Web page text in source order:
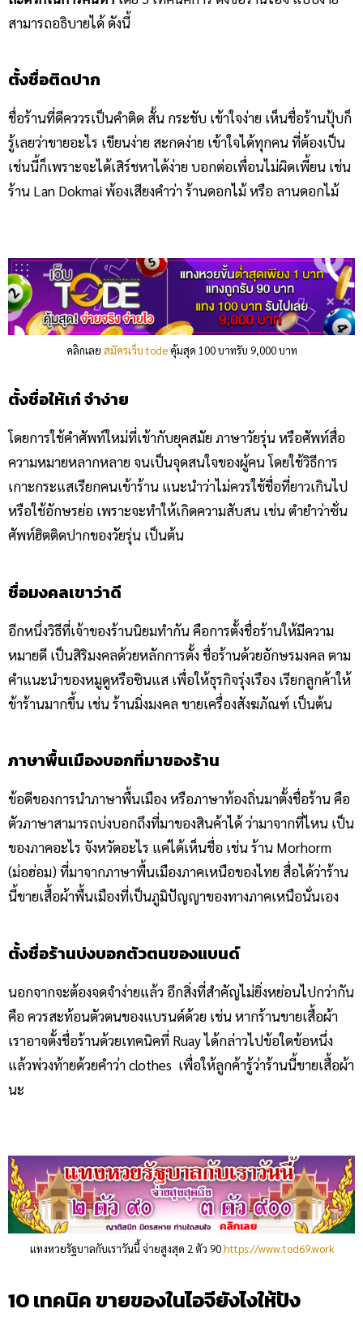
สามารถอธิบายได้ ดังนี้
ตั้งชื่อติดปาก
ชื่อร้านที่ดีคววรเป็นคำติด สั้น กระชับ เข้าใจง่าย เห็นชื่อร้านปุ้บก็
รู้เลยว่าขายอะไร เขียนง่าย สะกดง่าย เข้าใจได้ทุกคน ที่ต้องเป็น
เช่นนี้ก็เพราะจะได้เสิร์ชหาได้ง่าย บอกต่อเพื่อนไม่ผิดเพี้ยน เช่น
ร้าน Lan Dokmai พ้องเสียงคำว่า ร้านดอกไม้ หรือ ลานดอกไม้
คลิกเลย สมัครเว็บ todeคุ้มสุด 100 บาทรับ 9,000 บาท
ตั้งชื่อให้เก๋ จำง่าย
โดยการใช้คำศัพท์ใหม่ที่เข้ากับยุคสมัย ภาษาวัยรุ่น หรือศัพท์สื่อ
ความหมายหลากหลาย จนเป็นจุดสนใจของผู้คน โดยใช้วิธีการ
เกาะกระแสเรียกคนเข้าร้าน แนะนำว่าไม่ควรใช้ชื่อที่ยาวเกินไป
หรือใช้อักษรย่อ เพราะจะทำให้เกิดความสับสน เช่น ตำยำว่าซั่น
ศัพท์ฮิตติดปากของวัยรุ่น เป็นต้น
ชื่อมงคลเขาว่าดี
อีกหนึ่งวิธีที่เจ้าของร้านนิยมทำกัน คือการตั้งชื่อร้านให้มีความ
หมายดี เป็นสิริมงคลด้วยหลักการตั้ง ชื่อร้านด้วยอักษรมงคลตาม
คำแนะนำของหมูดูหรือซินแส เพื่อให้ธุรกิจรุ่งเรือง เรียกลูกค้าให้
ข้าร้านมากขึ้น เช่น ร้านมิ่งมงคล ขายเครื่องสังฆภัณฑ์ เป็นต้น
ภาษาพื้นเมืองบอกที่มาของร้าน
ข้อดีของการนำภาษาพื้นเมือง หรือภาษาท้องถิ่นมาตั้งชื่อร้าน คือ
ตัวภาษาสามารถบ่งบอกถึงที่มาของสินค้าได้ ว่ามาจากที่ไหน เป็น
ของภาคอะไร จังหวัดอะไร แค่ได้เห็นชื่อ เช่น ร้าน Morhorm
(ม่อฮ่อม) ที่มาจากภาษาพื้นเมืองภาคเหนือของไทย สื่อได้ว่าร้าน
นี้ขายเสื้อผ้าพื้นเมืองที่เป็นภูมิปัญญาของทางภาคเหนือนั่นเอง
ตั้งชื่อร้านบ่งบอกตัวตนของแบนด์
นอกจากจะต้องจดจำง่ายแล้ว อีกสิ่งที่สำคัญไม่ยิ่งหย่อนไปกว่ากัน
คือ ควรสะท้อนตัวตนของแบรนด์ด้วย เช่น หากร้านขายเสื้อผ้า
เราอาจตั้งชื่อร้านด้วยเทคนิคที่ Ruay ได้กล่าวไปข้อใดข้อหนึ่ง
แล้วพ่วงท้ายด้วยคำว่า clothes เพื่อให้ลูกค้ารู้ว่าร้านนี้ขายเสื้อผ้า
นะ
แทงหวยรัฐบาลกับเราวันนี้ จ่ายสูงสุด 2 ตัว 90https://www.tod69.work
10 เทคนิค ขายของในไอจียังไงให้ปัง